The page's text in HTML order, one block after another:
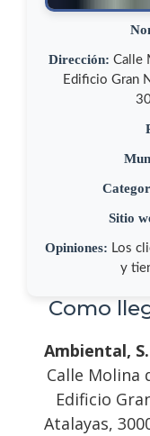
Dirección: Calle
Edificio Gran
Sitio
Opiniones: Los
y
Como
Ambiental,
Calle Molina
Edificio
Atalayas,